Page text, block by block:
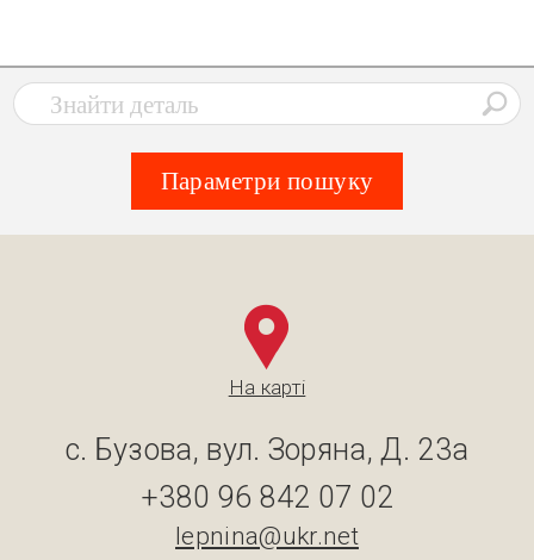
Параметри пошуку
На карті
с. Бузова, вул. Зоряна, Д. 23а
+380 96 842 07 02
lepnina@ukr.net